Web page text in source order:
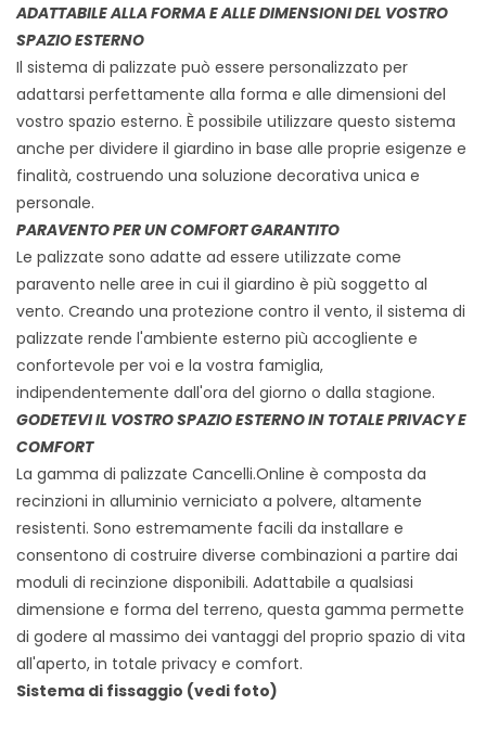
ADATTABILE ALLA FORMA E ALLE DIMENSIONI DEL VOSTRO
SPAZIO ESTERNO
Il sistema di palizzate può essere personalizzato per
adattarsi perfettamente alla forma e alle dimensioni del
vostro spazio esterno. È possibile utilizzare questo sistema
anche per dividere il giardino in base alle proprie esigenze e
finalità, costruendo una soluzione decorativa unica e
personale.
PARAVENTO PER UN COMFORT GARANTITO
Le palizzate sono adatte ad essere utilizzate come
paravento nelle aree in cui il giardino è più soggetto al
vento. Creando una protezione contro il vento, il sistema di
palizzate rende l'ambiente esterno più accogliente e
confortevole per voi e la vostra famiglia,
indipendentemente dall'ora del giorno o dalla stagione.
GODETEVI IL VOSTRO SPAZIO ESTERNO IN TOTALE PRIVACY E
COMFORT
La gamma di palizzate Cancelli.Online è composta da
recinzioni in alluminio verniciato a polvere, altamente
resistenti. Sono estremamente facili da installare e
consentono di costruire diverse combinazioni a partire dai
moduli di recinzione disponibili. Adattabile a qualsiasi
dimensione e forma del terreno, questa gamma permette
di godere al massimo dei vantaggi del proprio spazio di vita
all'aperto, in totale privacy e comfort.
Sistema di fissaggio (vedi foto)